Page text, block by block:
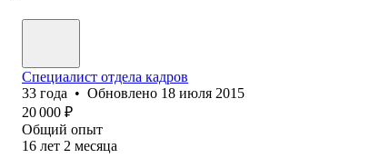
Специалист отдела кадров
33 года • Обновлено 18 июля 2015
20 000 ₽
Общий опыт
16 лет 2 месяца